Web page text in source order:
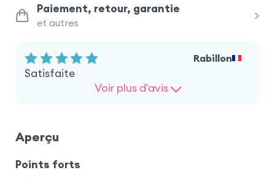
Paiement, retour, garantie
et autres
Rabillon
Satisfaite
Voir plus d'avis
Aperçu
Points forts